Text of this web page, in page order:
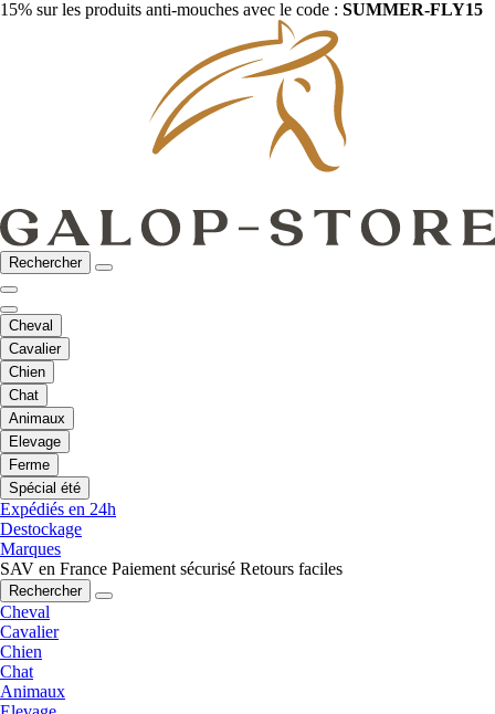
15% sur les produits anti-mouches avec le code : SUMMER-FLY15
Rechercher
Cheval
Cavalier
Chien
Chat
Animaux
Elevage
Ferme
Spécial été
Expédiés en 24h
Destockage
Marques
SAV en France Paiement sécurisé Retours faciles
Rechercher
Cheval
Cavalier
Chien
Chat
Animaux